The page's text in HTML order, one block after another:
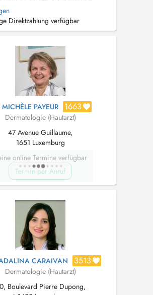
PhD, Doctorat en Médecine et
Autónoma de Madrid
générale adultes et enfants
et lymphomes cutanés Pas
Direktzahlung verfügbar
MICHÈLE PAYEUR 1663
Dermatologie (Hautarzt)
47 Avenue Guillaume,
1651 Luxemburg
online Termine verfügbar
Termin per Anruf
CARAIVAN 3513
Dermatologie (Hautarzt)
Boulevard Pierre Dupong,